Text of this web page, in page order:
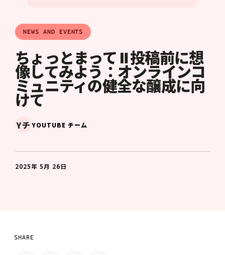
NEWS AND EVENTS
ちょっとまって⏸️投稿前に想
像してみよう：オンラインコ
ミュニティの健全な醸成に向
けて
Yチ YOUTUBE チーム
2025年 5月 26日
SHARE